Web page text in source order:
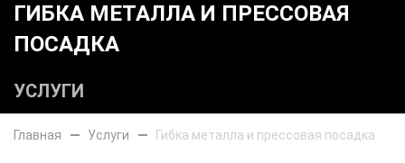
ГИБКА МЕТАЛЛА И ПРЕССОВАЯ
ПОСАДКА
УСЛУГИ
Главная Услуги Гибка металла и прессовая посадка